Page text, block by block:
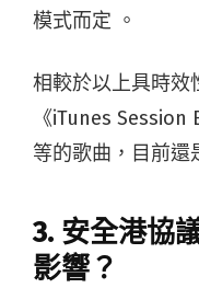
模式而定 。
相較於以上具時效
《iTunes
等的歌曲，目前還
3. 安全港協
影響？